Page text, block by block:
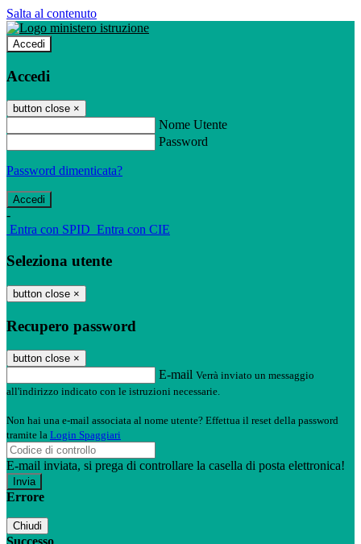
Salta al contenuto
Accedi
Accedi
button close ×
Nome Utente
Password
Password dimenticata?
-
Entra con SPID Entra con CIE
Seleziona utente
button close ×
Recupero password
button close ×
E-mail Verrà inviato un messaggio
all'indirizzo indicato con le istruzioni necessarie.
Non hai una e-mail associata al nome utente? Effettua il reset della password
tramite la Login Spaggiari
E-mail inviata, si prega di controllare la casella di posta elettronica!
Errore
Chiudi